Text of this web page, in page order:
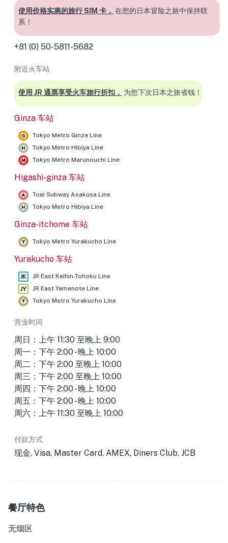
使用价格实惠的旅行 SIM 卡， 在您的日本冒险之旅中保持联
系！
+81 (0) 50-5811-5682
附近火车站
使用 JR 通票享受火车旅行折扣， 为您下次日本之旅省钱！
Ginza 车站
Tokyo Metro Ginza Line
Tokyo Metro Hibiya Line
Tokyo Metro Marunouchi Line
Higashi-ginza 车站
Toei Subway Asakusa Line
Tokyo Metro Hibiya Line
Ginza-itchome 车站
Tokyo Metro Yurakucho Line
Yurakucho 车站
JR East Keihin-Tohoku Line
JR East Yamanote Line
Tokyo Metro Yurakucho Line
营业时间
周日：上午 11:30 至晚上 9:00
周一：下午 2:00 - 晚上 10:00
周二：下午 2:00 至晚上 10:00
周三：下午 2:00 至晚上 10:00
周四：下午 2:00 - 晚上 10:00
周五：下午 2:00 - 晚上 10:00
周六：上午 11:30 至晚上 10:00
付款方式
现金, Visa, Master Card, AMEX, Diners Club, JCB
餐厅特色
无烟区